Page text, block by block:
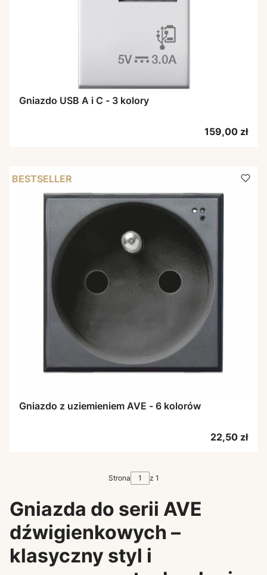
Gniazdo USB A i C - 3 kolory
Cena
159,00 zł
BESTSELLER
Gniazdo z uziemieniem AVE - 6 kolorów
Cena
22,50 zł
Strona z 1
Gniazda do serii AVE
dźwigienkowych –
klasyczny styl i